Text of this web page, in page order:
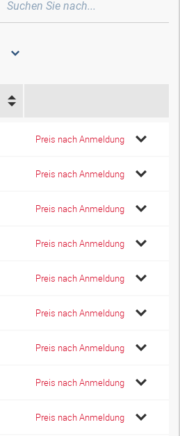
Preis nach Anmeldung
Preis nach Anmeldung
Preis nach Anmeldung
Preis nach Anmeldung
Preis nach Anmeldung
Preis nach Anmeldung
Preis nach Anmeldung
Preis nach Anmeldung
Preis nach Anmeldung